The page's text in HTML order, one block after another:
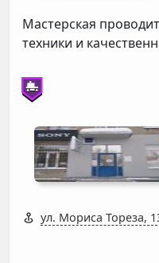
Мастерская
техники и
ул. Мориса Тореза,